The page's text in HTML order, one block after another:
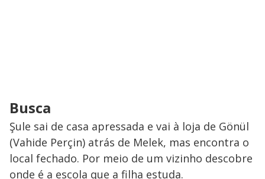
Busca
Şule sai de casa apressada e vai à loja de Gönül
(Vahide Perçin) atrás de Melek, mas encontra o
local fechado. Por meio de um vizinho descobre
onde é a escola que a filha estuda.